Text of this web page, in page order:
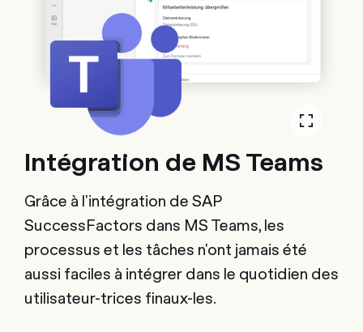
Intégration de MS Teams
Grâce à l'intégration de SAP
SuccessFactors dans MS Teams, les
processus et les tâches n'ont jamais été
aussi faciles à intégrer dans le quotidien des
utilisateur-trices finaux-les.